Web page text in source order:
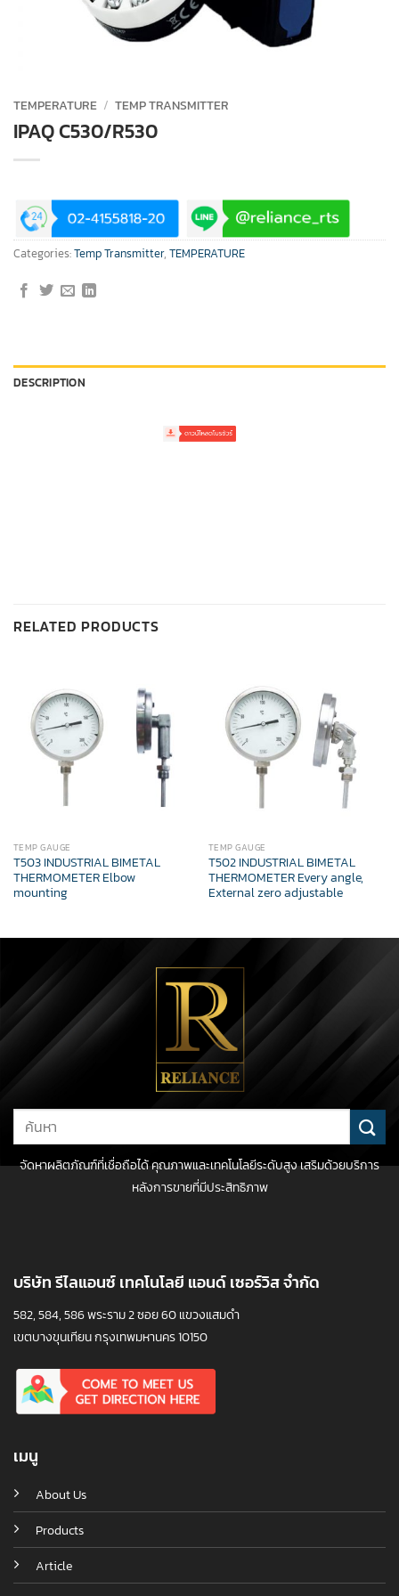
TEMPERATURE / TEMP TRANSMITTER
IPAQ C530/R530
Categories:Temp Transmitter, TEMPERATURE
DESCRIPTION
RELATED PRODUCTS
TEMP GAUGE
T503 INDUSTRIAL BIMETAL
THERMOMETER Elbow
mounting
TEMP GAUGE
T502 INDUSTRIAL BIMETAL
THERMOMETER Every angle,
External zero adjustable
Search
for:
จัดหาผลิตภัณฑ์ที่เชื่อถือได้ คุณภาพและเทคโนโลยีระดับสูง เสริมด้วยบริการ
หลังการขายที่มีประสิทธิภาพ
เมนู
About Us
Products
Article
บริษัท รีไลแอนซ์ เทคโนโลยี แอนด์ เซอร์วิส จำกัด
582, 584, 586 พระราม 2 ซอย 60 แขวงแสมดำ
เขตบางขุนเทียน กรุงเทพมหานคร 10150